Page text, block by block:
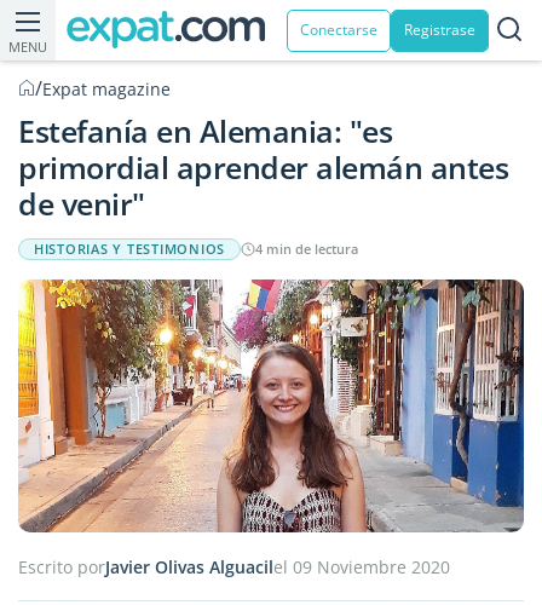
MENU
Conectarse Registrase
/Expat magazine
Estefanía en Alemania: "es
primordial aprender alemán antes
de venir"
HISTORIAS Y TESTIMONIOS 4 min de lectura
Escrito porJavier Olivas Alguacilel 09 Noviembre 2020